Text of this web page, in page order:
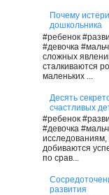
Почему
дошкольника
#ребенок
#девочка
сложных
сталкиваются
маленьких ...
Десять
счастливых
#ребенок
#девочка
добиваются
по срав...
развития